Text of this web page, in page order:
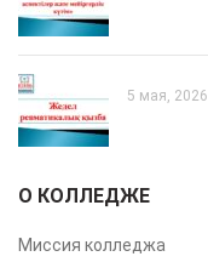
5 мая, 2026
О КОЛЛЕДЖЕ
Миссия колледжа